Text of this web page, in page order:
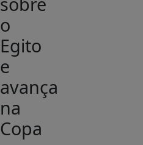
o
Egito
e
avança
na
Copa